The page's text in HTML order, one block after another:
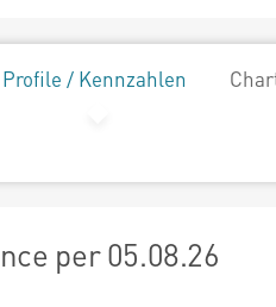
Profile / Kennzahlen
per 05.08.26